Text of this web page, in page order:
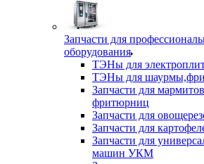
Запчасти для
оборудования
ТЭНы для
ТЭНы для
Запчасти для
фритюрниц
Запчасти для
Запчасти для
Запчасти для
машин УКМ